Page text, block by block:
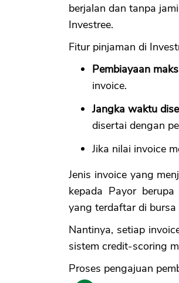
berjalan dan tanpa
Investree.
Fitur pinjaman di
Pembiayaan
invoice.
Jangka waktu
disertai dengan
Jika nilai invoice
Jenis invoice yang
kepada Payor
yang terdaftar di
Nantinya, setiap
sistem credit-scoring
Proses pengajuan